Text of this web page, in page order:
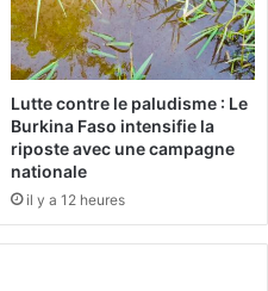
Lutte contre le paludisme : Le
Burkina Faso intensifie la
riposte avec une campagne
nationale
il y a 12 heures